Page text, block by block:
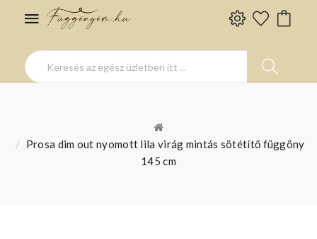
Prosa dim out nyomott lila virág mintás sötétítő függöny
145 cm